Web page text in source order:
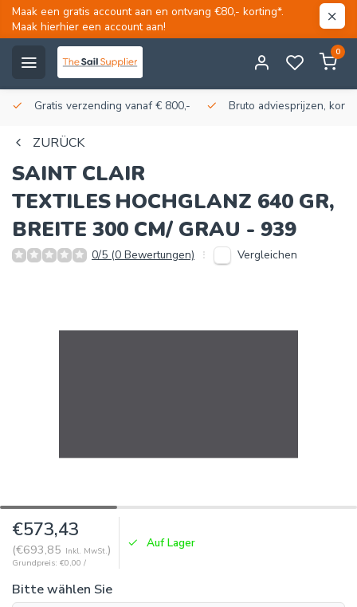
Maak een gratis account aan en ontvang €80,- korting*.
Maak hierhier een account aan!
0
Gratis verzending vanaf € 800,- Bruto adviesprijzen,
ZURÜCK
SAINT CLAIR
TEXTILES HOCHGLANZ 640 GR,
BREITE 300 CM/ GRAU - 939
0/5 (0 Bewertungen) Vergleichen
€573,43
(€693,85 Inkl. MwSt.)
Grundpreis: €0,00 /
Auf Lager
Bitte wählen Sie